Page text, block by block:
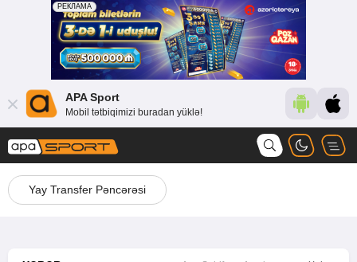
APA Sport
Mobil tətbiqimizi buradan yüklə!
Yay Transfer Pəncərəsi